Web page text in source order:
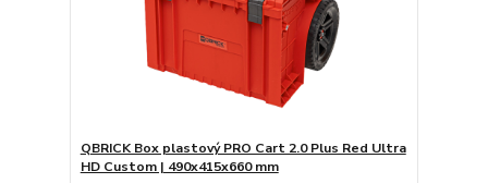
QBRICK Box plastový PRO Cart 2.0 Plus Red Ultra
HD Custom | 490x415x660 mm